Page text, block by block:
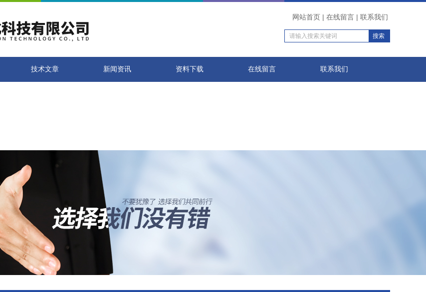
网站首页 | 在线留言 | 联系我们
技术文章 新闻资讯 资料下载 在线留言 联系我们